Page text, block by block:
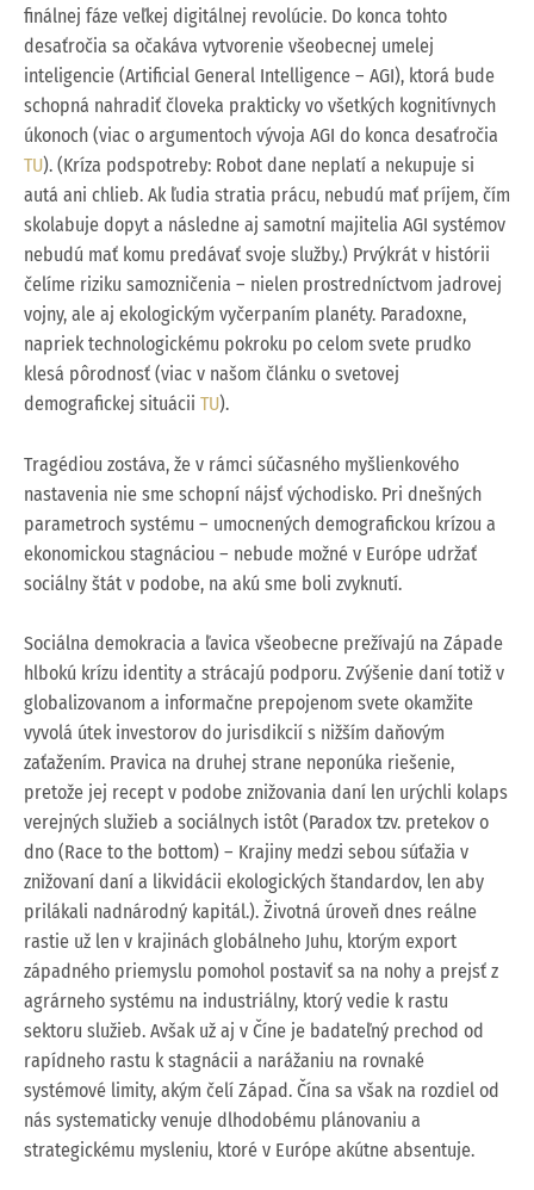
finálnej fáze veľkej digitálnej revolúcie. Do konca tohto
desaťročia sa očakáva vytvorenie všeobecnej umelej
inteligencie (Artificial General Intelligence – AGI), ktorá bude
schopná nahradiť človeka prakticky vo všetkých kognitívnych
úkonoch (viac o argumentoch vývoja AGI do konca desaťročia
TU). (Kríza podspotreby: Robot dane neplatí a nekupuje si
autá ani chlieb. Ak ľudia stratia prácu, nebudú mať príjem, čím
skolabuje dopyt a následne aj samotní majitelia AGI systémov
nebudú mať komu predávať svoje služby.) Prvýkrát v histórii
čelíme riziku samozničenia – nielen prostredníctvom jadrovej
vojny, ale aj ekologickým vyčerpaním planéty. Paradoxne,
napriek technologickému pokroku po celom svete prudko
klesá pôrodnosť (viac v našom článku o svetovej
demografickej situácii TU).
Tragédiou zostáva, že v rámci súčasného myšlienkového
nastavenia nie sme schopní nájsť východisko. Pri dnešných
parametroch systému – umocnených demografickou krízou a
ekonomickou stagnáciou – nebude možné v Európe udržať
sociálny štát v podobe, na akú sme boli zvyknutí.
Sociálna demokracia a ľavica všeobecne prežívajú na Západe
hlbokú krízu identity a strácajú podporu. Zvýšenie daní totiž v
globalizovanom a informačne prepojenom svete okamžite
vyvolá útek investorov do jurisdikcií s nižším daňovým
zaťažením. Pravica na druhej strane neponúka riešenie,
pretože jej recept v podobe znižovania daní len urýchli kolaps
verejných služieb a sociálnych istôt (Paradox tzv. pretekov o
dno (Race to the bottom) – Krajiny medzi sebou súťažia v
znižovaní daní a likvidácii ekologických štandardov, len aby
prilákali nadnárodný kapitál.). Životná úroveň dnes reálne
rastie už len v krajinách globálneho Juhu, ktorým export
západného priemyslu pomohol postaviť sa na nohy a prejsť z
agrárneho systému na industriálny, ktorý vedie k rastu
sektoru služieb. Avšak už aj v Číne je badateľný prechod od
rapídneho rastu k stagnácii a narážaniu na rovnaké
systémové limity, akým čelí Západ. Čína sa však na rozdiel od
nás systematicky venuje dlhodobému plánovaniu a
strategickému mysleniu, ktoré v Európe akútne absentuje.